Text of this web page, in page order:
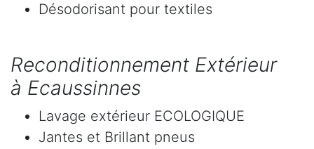
Désodorisant pour textiles
Reconditionnement Extérieur
à Ecaussinnes
Lavage extérieur ECOLOGIQUE
Jantes et Brillant pneus